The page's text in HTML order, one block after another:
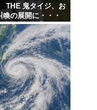
THE 鬼タイジ、お
の展開に・・・
髙橋未来虹】